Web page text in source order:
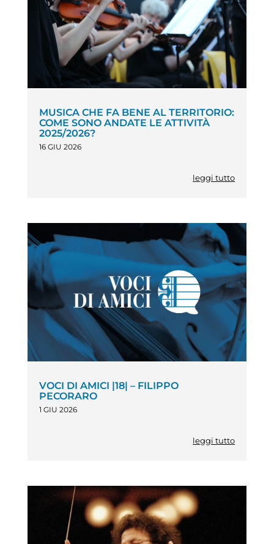
MUSICA CHE FA BENE AL TERRITORIO:
COME SONO ANDATE LE ATTIVITÀ
2025/2026?
16 GIU 2026
leggi tutto
VOCI DI AMICI |18| – FILIPPO
PECORARO
1 GIU 2026
leggi tutto